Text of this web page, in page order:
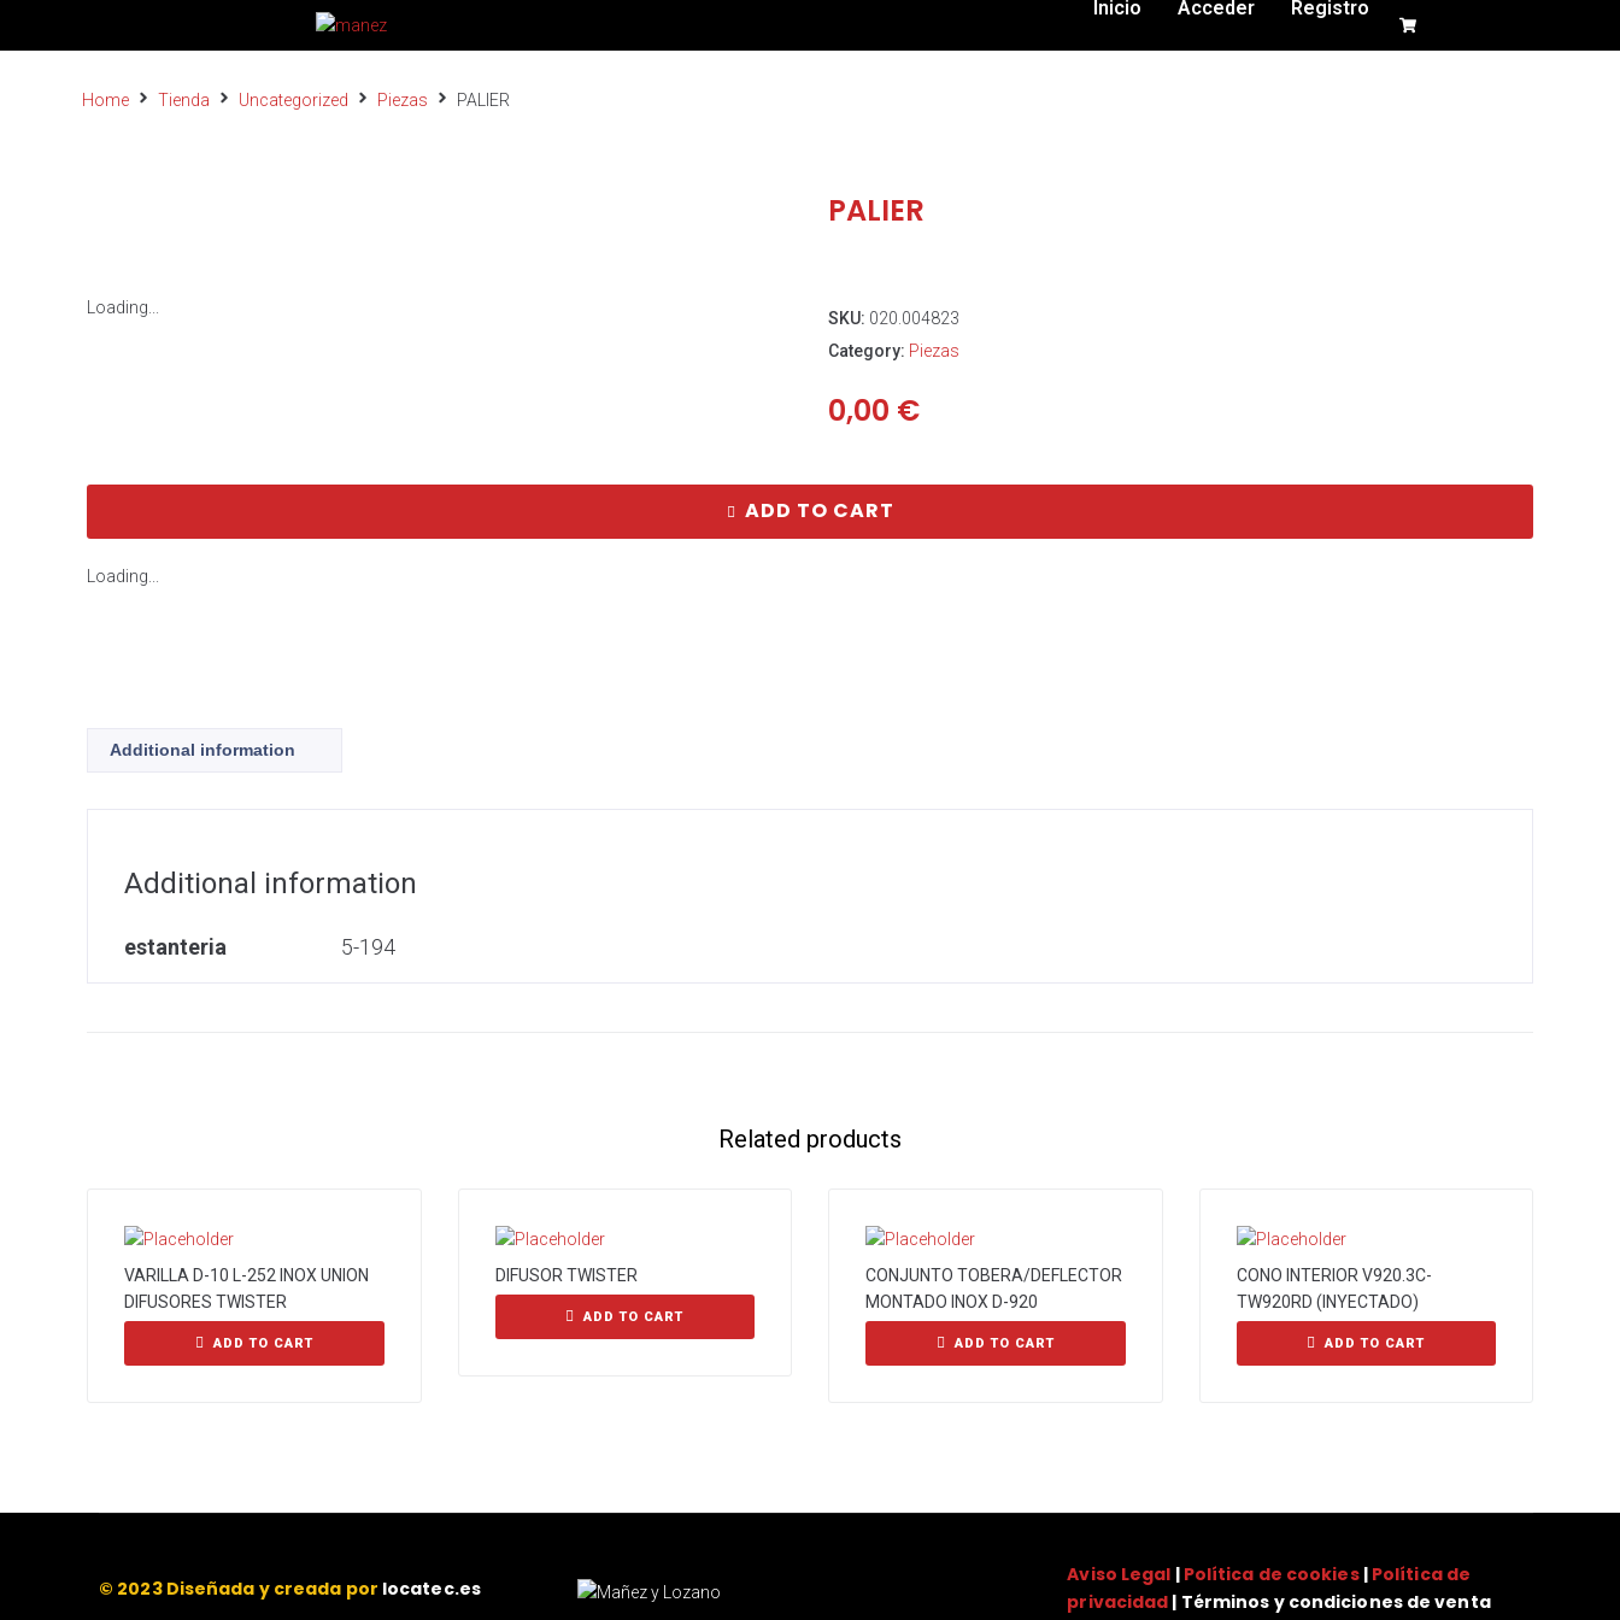
Inicio Acceder Registro
Home Tienda Uncategorized Piezas PALIER
Loading...
PALIER
SKU: 020.004823
Category: Piezas
0,00 €
ADD TO CART
Loading...
Additional information
Additional information
estanteria 5-194
Related products
VARILLA D-10 L-252 INOX UNION
DIFUSORES TWISTER
ADD TO CART
DIFUSOR TWISTER
ADD TO CART
CONJUNTO TOBERA/DEFLECTOR
MONTADO INOX D-920
ADD TO CART
CONO INTERIOR V920.3C-
TW920RD (INYECTADO)
ADD TO CART
© 2023 Diseñada y creada por locatec.es
Aviso Legal | Política de cookies| Política de
privacidad | Términos y condiciones de venta